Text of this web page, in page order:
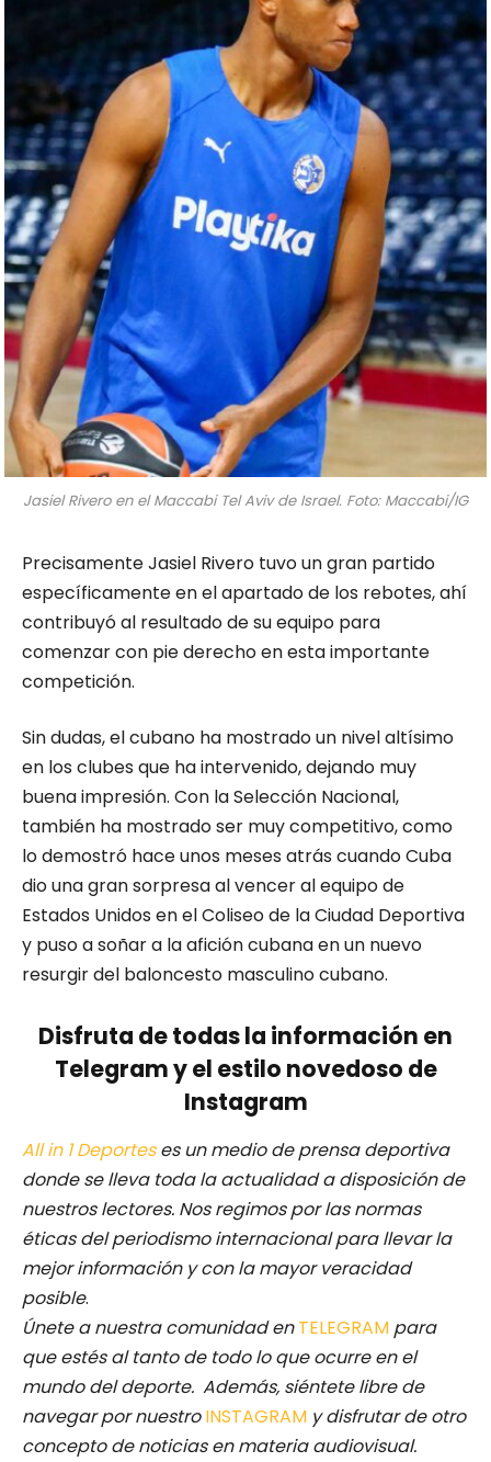
Jasiel Rivero en el Maccabi Tel Aviv de Israel. Foto: Maccabi/IG
Precisamente Jasiel Rivero tuvo un gran partido
específicamente en el apartado de los rebotes, ahí
contribuyó al resultado de su equipo para
comenzar con pie derecho en esta importante
competición.
Sin dudas, el cubano ha mostrado un nivel altísimo
en los clubes que ha intervenido, dejando muy
buena impresión. Con la Selección Nacional,
también ha mostrado ser muy competitivo, como
lo demostró hace unos meses atrás cuando Cuba
dio una gran sorpresa al vencer al equipo de
Estados Unidos en el Coliseo de la Ciudad Deportiva
y puso a soñar a la afición cubana en un nuevo
resurgir del baloncesto masculino cubano.
Disfruta de todas la información en
Telegram y el estilo novedoso de
Instagram
All in 1 Deporteses un medio de prensa deportiva
donde se lleva toda la actualidad a disposición de
nuestros lectores. Nos regimos por las normas
éticas del periodismo internacional para llevar la
mejor información y con la mayor veracidad
posible.
Únete a nuestra comunidad enTELEGRAM para
que estés al tanto de todo lo que ocurre en el
mundo del deporte. Además, siéntete libre de
navegar por nuestro INSTAGRAM y disfrutar de otro
concepto de noticias en materia audiovisual.